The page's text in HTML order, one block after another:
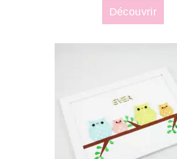
Découvrir